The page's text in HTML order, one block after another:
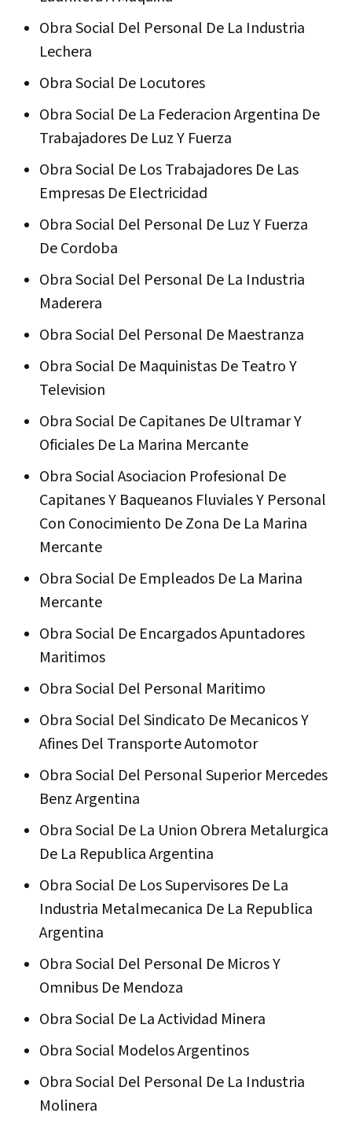
Obra Social Del Personal De La Industria
Lechera
Obra Social De Locutores
Obra Social De La Federacion Argentina De
Trabajadores De Luz Y Fuerza
Obra Social De Los Trabajadores De Las
Empresas De Electricidad
Obra Social Del Personal De Luz Y Fuerza
De Cordoba
Obra Social Del Personal De La Industria
Maderera
Obra Social Del Personal De Maestranza
Obra Social De Maquinistas De Teatro Y
Television
Obra Social De Capitanes De Ultramar Y
Oficiales De La Marina Mercante
Obra Social Asociacion Profesional De
Capitanes Y Baqueanos Fluviales Y Personal
Con Conocimiento De Zona De La Marina
Mercante
Obra Social De Empleados De La Marina
Mercante
Obra Social De Encargados Apuntadores
Maritimos
Obra Social Del Personal Maritimo
Obra Social Del Sindicato De Mecanicos Y
Afines Del Transporte Automotor
Obra Social Del Personal Superior Mercedes
Benz Argentina
Obra Social De La Union Obrera Metalurgica
De La Republica Argentina
Obra Social De Los Supervisores De La
Industria Metalmecanica De La Republica
Argentina
Obra Social Del Personal De Micros Y
Omnibus De Mendoza
Obra Social De La Actividad Minera
Obra Social Modelos Argentinos
Obra Social Del Personal De La Industria
Molinera